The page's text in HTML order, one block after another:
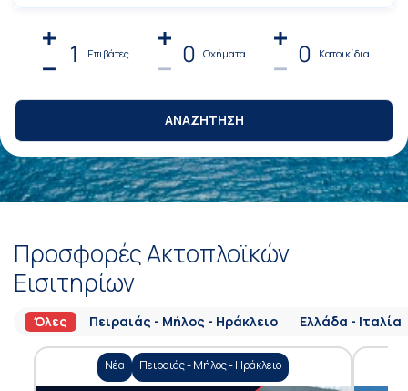
1 Επιβάτες 0 Οχήματα 0 Κατοικίδια
ΑΝΑΖΗΤΗΣΗ
Προσφορές Ακτοπλοϊκών
Εισιτηρίων
Όλες Πειραιάς - Μήλος - Ηράκλειο Ελλάδα - Ιταλία
Νέα Πειραιάς - Μήλος - Ηράκλειο